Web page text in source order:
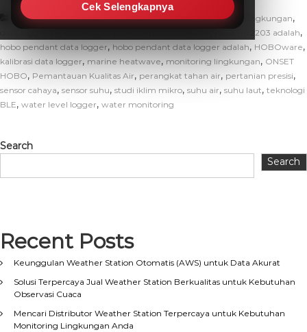
Cek Selengkapnya
Uncategorized Akuakultur,aplikasi HOBO,Data Lingkungan,
hobo mx2203 adalah,
hobo pendant data logger, hobo pendant data logger adalah, HOBOware,
kalibrasi data logger, marine heatwave, monitoring lingkungan, ONSET
HOBO, Pemantauan Kualitas Air, perangkat tahan air, pertanian presisi,
sensor cahaya, sensor suhu, studi iklim mikro, suhu air, suhu laut, teknologi
BLE, water level logger, water monitoring
Search
Search
Recent Posts
Keunggulan Weather Station Otomatis (AWS) untuk Data Akurat
Solusi Terpercaya Jual Weather Station Berkualitas untuk Kebutuhan
Observasi Cuaca
Mencari Distributor Weather Station Terpercaya untuk Kebutuhan
Monitoring Lingkungan Anda